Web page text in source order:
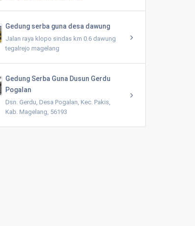
Gedung serba guna desa dawung
Jalan raya klopo sindas km 0.6 dawung
tegalrejo magelang
Gedung Serba Guna Dusun Gerdu
Pogalan
Dsn. Gerdu, Desa Pogalan, Kec. Pakis,
Kab. Magelang, 56193